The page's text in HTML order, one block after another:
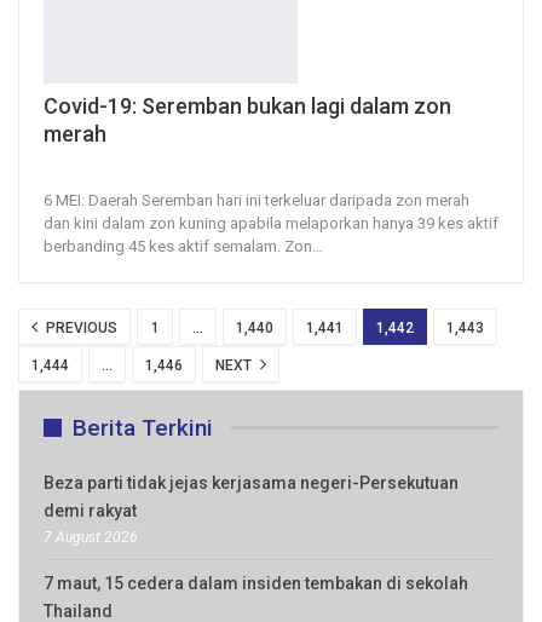
Covid-19: Seremban bukan lagi dalam zon
merah
6 MEI: Daerah Seremban hari ini terkeluar daripada zon merah
dan kini dalam zon kuning apabila melaporkan hanya 39 kes aktif
berbanding 45 kes aktif semalam. Zon
PREVIOUS 1 … 1,440 1,441 1,442 1,443
1,444 … 1,446 NEXT
Berita Terkini
Beza parti tidak jejas kerjasama negeri-Persekutuan
demi rakyat
7 August 2026
7 maut, 15 cedera dalam insiden tembakan di sekolah
Thailand